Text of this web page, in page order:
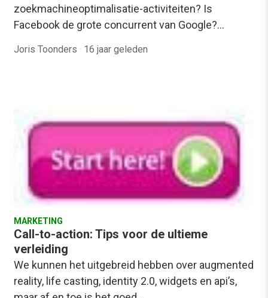
zoekmachineoptimalisatie-activiteiten? Is
Facebook de grote concurrent van Google?…
Joris Toonders · 16 jaar geleden
MARKETING
Call-to-action: Tips voor de ultieme
verleiding
We kunnen het uitgebreid hebben over augmented
reality, life casting, identity 2.0, widgets en api’s,